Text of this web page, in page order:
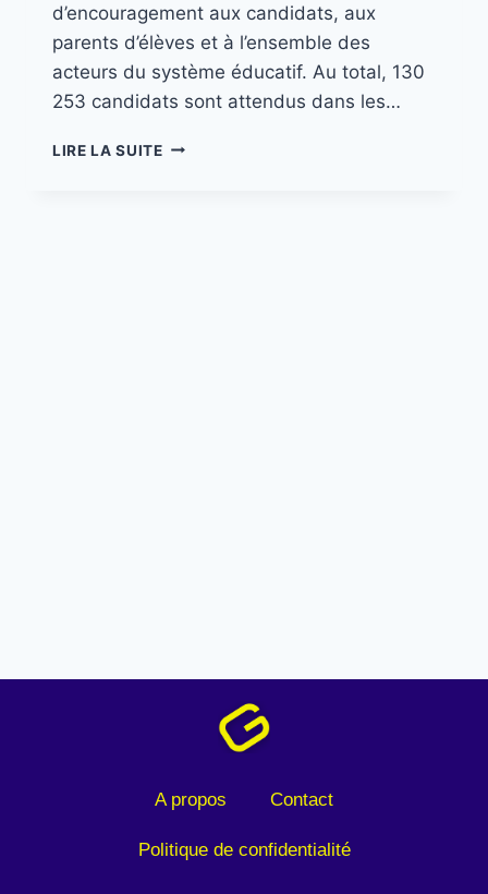
d’encouragement aux candidats, aux
parents d’élèves et à l’ensemble des
acteurs du système éducatif. Au total, 130
253 candidats sont attendus dans les…
LIRE LA SUITE
A propos Contact
Politique de confidentialité